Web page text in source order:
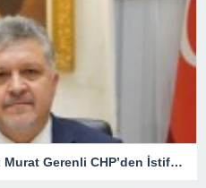
Lüleburgaz Belediye Başkanı Murat Gerenli CHP’den İstifa Etti